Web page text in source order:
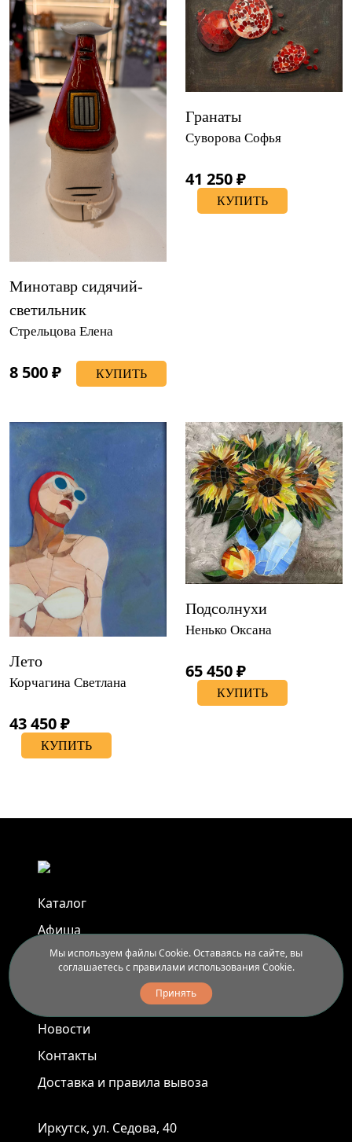
Минотавр сидячий-
светильник
Стрельцова Елена
8 500 ₽ КУПИТЬ
Гранаты
Суворова Софья
41 250 ₽
КУПИТЬ
Лето
Корчагина Светлана
43 450 ₽
КУПИТЬ
Подсолнухи
Ненько Оксана
65 450 ₽
КУПИТЬ
Каталог
Афиша
Арт-пленэры
Новости
Контакты
Доставка и правила вывоза
Иркутск, ул. Седова, 40
Мы используем файлы Cookie. Оставаясь на сайте, вы
соглашаетесь с правилами использования Cookie.
Принять